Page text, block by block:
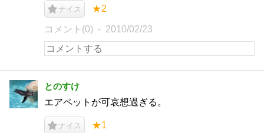
ナイス ★2
コメント(0) 2010/02/23
とのすけ
エアペットが可哀想過ぎる。
ナイス ★1